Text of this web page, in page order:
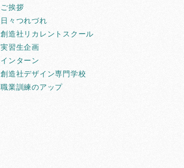
ご挨拶
日々つれづれ
創造社リカレントスクール
実習生企画
インターン
創造社デザイン専門学校
職業訓練のアップ